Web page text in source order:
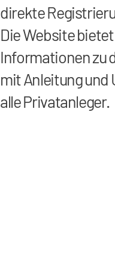
direkte
Die Website
Informationen zu
mit Anleitung
alle Privatanleger.